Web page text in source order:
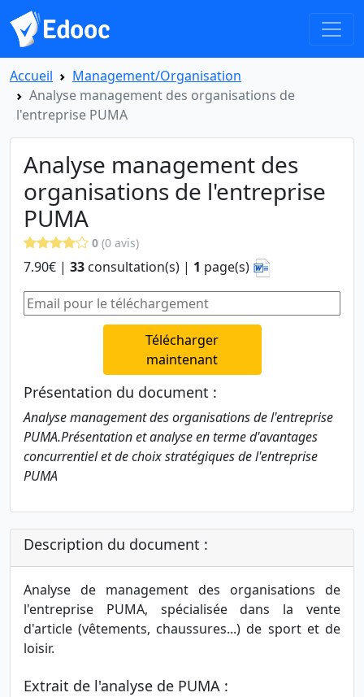
Accueil
Management/Organisation
Analyse management des organisations de
l'entreprise PUMA
Analyse management des
organisations de l'entreprise
PUMA
0 (0 avis)
7.90€ | 33 consultation(s) | 1 page(s)
Télécharger
maintenant
Présentation du document :
Analyse management des organisations de l'entreprise
PUMA.Présentation et analyse en terme d'avantages
concurrentiel et de choix stratégiques de l'entreprise
PUMA
Description du document :
Analyse de management des organisations de
l'entreprise PUMA, spécialisée dans la vente
d'article (vêtements, chaussures...) de sport et de
loisir.
Extrait de l'analyse de PUMA :